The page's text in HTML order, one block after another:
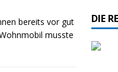
bereits vor gut
musste
DIE